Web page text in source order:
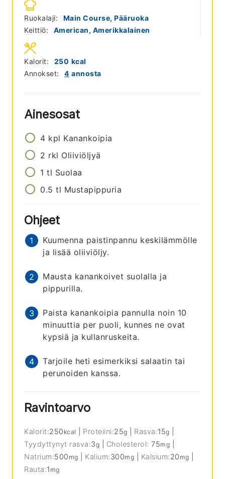
Ruokalaji:
Main Course, Pääruoka
Keittiö:
American, Amerikkalainen
Annokset: 4 annosta
Kalorit: 250 kcal
Ainesosat
4 kpl Kanankoipia
2 rkl Oliiviöljyä
1 tl Suolaa
0.5 tl Mustapippuria
Ohjeet
Kuumenna paistinpannu keskilämmölle
ja lisää oliiviöljy.
Mausta kanankoivet suolalla ja
pippurilla.
Paista kanankoipia pannulla noin 10
minuuttia per puoli, kunnes ne ovat
kypsiä ja kullanruskeita.
Tarjoile heti esimerkiksi salaatin tai
perunoiden kanssa.
Ravintoarvo
Kalorit:250 kcal Proteiini:25g Rasva:15g
Tyydyttynyt rasva:3g Cholesterol:75mg
Natrium:500 mg Kalium:300mg Kalsium:20 mg
Rauta:1 mg